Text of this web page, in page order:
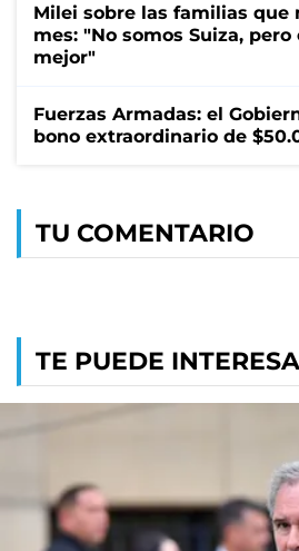
Milei sobre las familias que
mes: "No somos Suiza,
mejor"
Fuerzas Armadas: el
bono extraordinario de
TU COMENTARIO
TE PUEDE